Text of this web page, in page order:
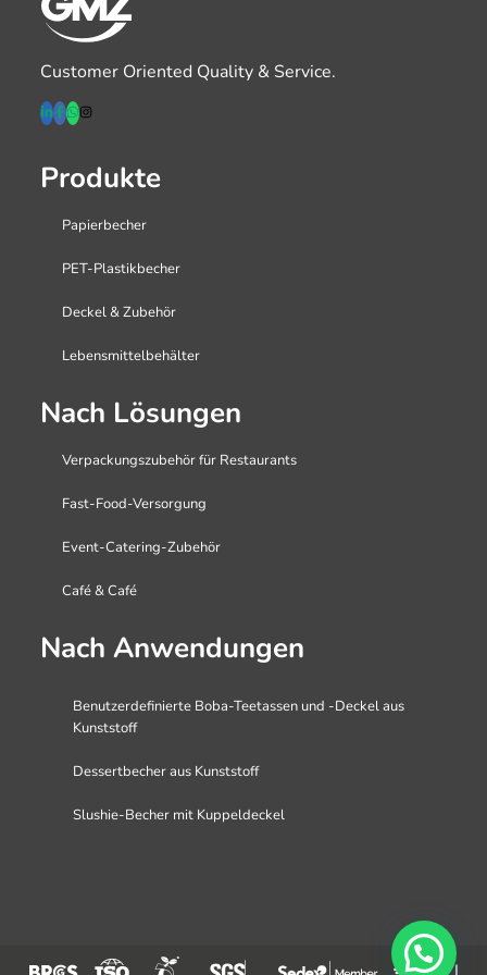
Customer Oriented Quality & Service.
Produkte
Papierbecher
PET-Plastikbecher
Deckel & Zubehör
Lebensmittelbehälter
Nach Lösungen
Verpackungszubehör für Restaurants
Fast-Food-Versorgung
Event-Catering-Zubehör
Café & Café
Nach Anwendungen
Benutzerdefinierte Boba-Teetassen und -Deckel aus
Kunststoff
Dessertbecher aus Kunststoff
Slushie-Becher mit Kuppeldeckel